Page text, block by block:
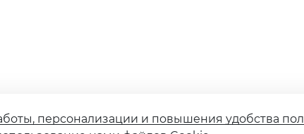
персонализации и повышения удобства